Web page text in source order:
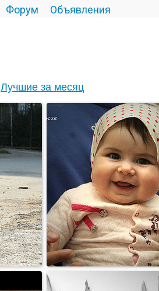
Форум Объявления
Лучшие за месяц